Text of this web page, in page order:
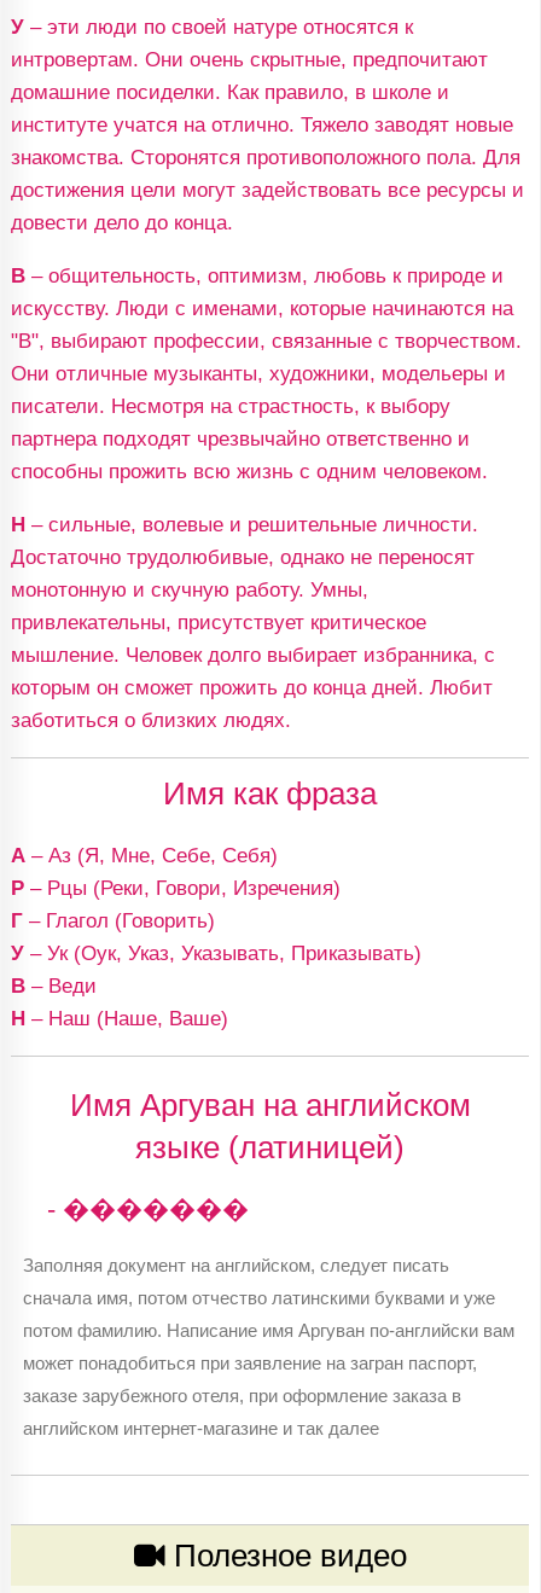
У– эти люди по своей натуре относятся к
интровертам. Они очень скрытные, предпочитают
домашние посиделки. Как правило, в школе и
институте учатся на отлично. Тяжело заводят новые
знакомства. Сторонятся противоположного пола. Для
достижения цели могут задействовать все ресурсы и
довести дело до конца.
В– общительность, оптимизм, любовь к природе и
искусству. Люди с именами, которые начинаются на
"В", выбирают профессии, связанные с творчеством.
Они отличные музыканты, художники, модельеры и
писатели. Несмотря на страстность, к выбору
партнера подходят чрезвычайно ответственно и
способны прожить всю жизнь с одним человеком.
Н– сильные, волевые и решительные личности.
Достаточно трудолюбивые, однако не переносят
монотонную и скучную работу. Умны,
привлекательны, присутствует критическое
мышление. Человек долго выбирает избранника, с
которым он сможет прожить до конца дней. Любит
заботиться о близких людях.
Имя как фраза
А– Аз (Я, Мне, Себе, Себя)
Р– Рцы (Реки, Говори, Изречения)
Г– Глагол (Говорить)
У– Ук (Оук, Указ, Указывать, Приказывать)
В– Веди
Н– Наш (Наше, Ваше)
Имя Аргуван на английском
языке (латиницей)
- �������
Заполняя документ на английском, следует писать
сначала имя, потом отчество латинскими буквами и уже
потом фамилию. Написание имя Аргуван по-английски вам
может понадобиться при заявление на загран паспорт,
заказе зарубежного отеля, при оформление заказа в
английском интернет-магазине и так далее
Полезное видео